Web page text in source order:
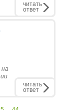
читать
ответ
на
читать
ответ